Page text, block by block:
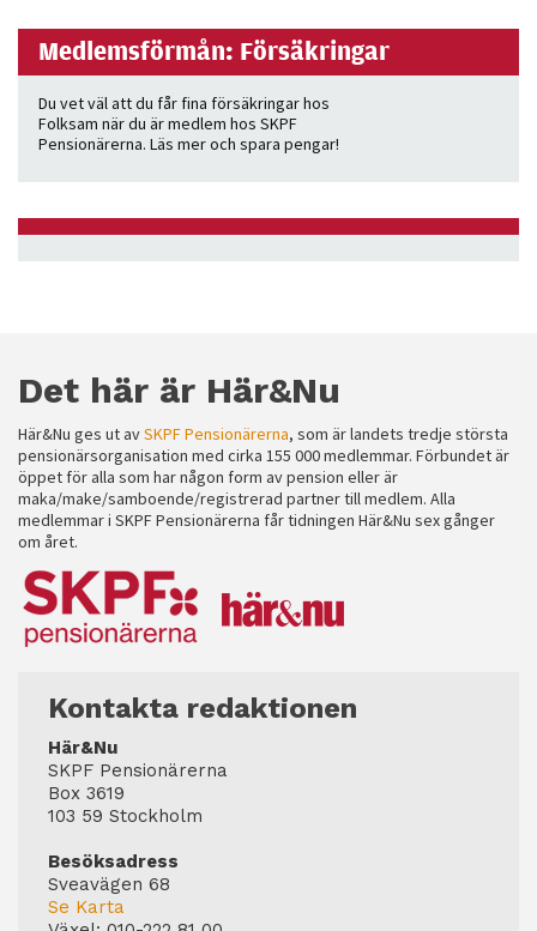
Medlemsförmån: Försäkringar
Du vet väl att du får fina försäkringar hos
Folksam när du är medlem hos SKPF
Pensionärerna. Läs mer och spara pengar!
Det här är Här&Nu
Här&Nu ges ut avSKPF Pensionärerna, som är landets tredje största
pensionärsorganisation med cirka 155 000 medlemmar. Förbundet är
öppet för alla som har någon form av pension eller är
maka/make/samboende/registrerad partner till medlem. Alla
medlemmar i SKPF Pensionärerna får tidningen Här&Nu sex gånger
om året.
Kontakta redaktionen
Här&Nu
SKPF Pensionärerna
Box 3619
103 59 Stockholm
Besöksadress
Sveavägen 68
Se Karta